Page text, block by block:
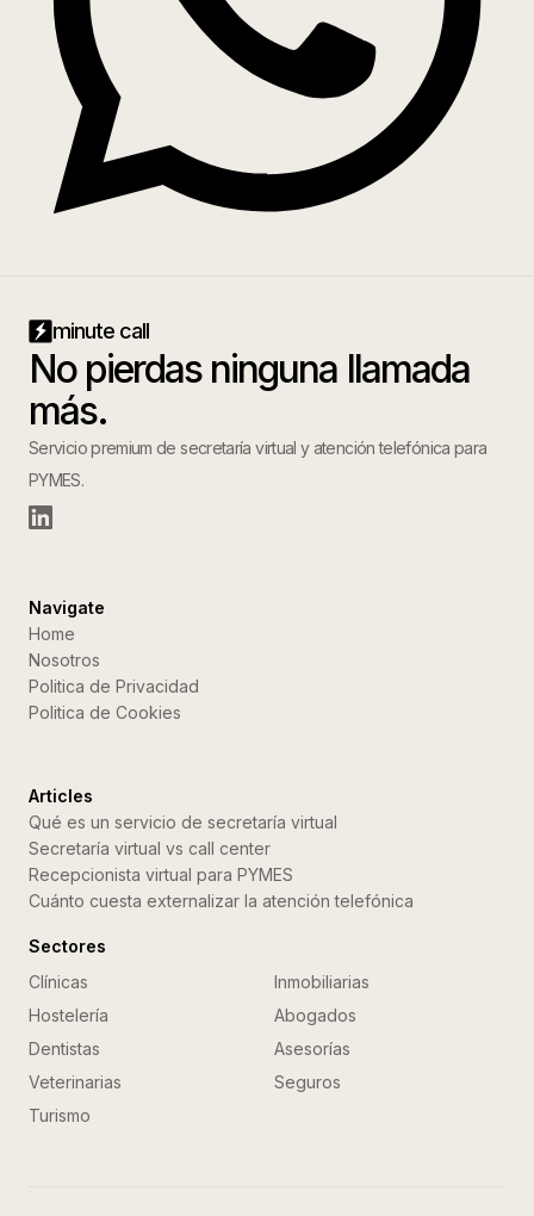
minute call
No pierdas ninguna llamada
más.
Servicio premium de secretaría virtual y atención telefónica para
PYMES.
Navigate
Home
Nosotros
Politica de Privacidad
Politica de Cookies
Articles
Qué es un servicio de secretaría virtual
Secretaría virtual vs call center
Recepcionista virtual para PYMES
Cuánto cuesta externalizar la atención telefónica
Sectores
Clínicas
Inmobiliarias
Hostelería
Abogados
Dentistas
Asesorías
Veterinarias
Seguros
Turismo